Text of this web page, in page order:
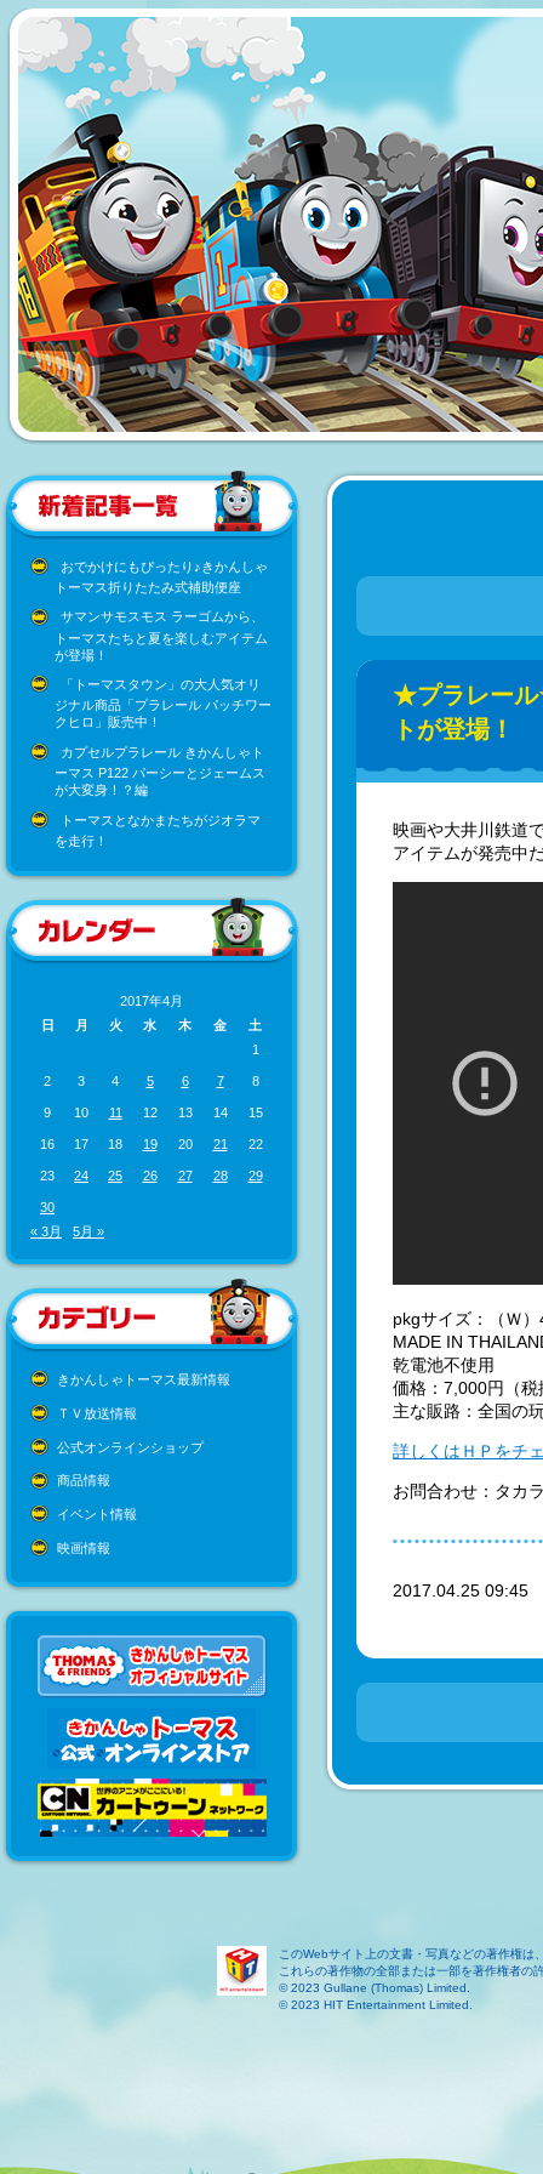
おでかけにもぴったり♪きかんしゃ
トーマス折りたたみ式補助便座
サマンサモスモス ラーゴムから、
トーマスたちと夏を楽しむアイテム
が登場！
「トーマスタウン」の大人気オリ
ジナル商品「プラレール パッチワー
クヒロ」販売中！
カプセルプラレール きかんしゃト
ーマス P122 パーシーとジェームス
が大変身！？編
トーマスとなかまたちがジオラマ
を走行！
2017年4月
日
月 火 水 木 金
土
1
2 3 4 5 6 7 8
9 10 11 12 13 14 15
16 17 18 19 20 21 22
23 24 25 26 27 28 29
30
« 3月
5月 »
きかんしゃトーマス最新情報
ＴＶ放送情報
公式オンラインショップ
商品情報
イベント情報
映画情報
★プラレール
トが登場！
映画や大井川鉄道
アイテムが発売中
pkgサイズ：（Ｗ
MADE IN
乾電池不使用
価格：7,000円（税
主な販路：全国の
詳しくはＨＰをチ
お問合わせ：タカ
2017.04.25
このWebサイト上の文書・写真などの著作権は
これらの著作物の全部または一部を著作権者の
© 2023 Gullane (Thomas) Limited.
© 2023 HIT Entertainment Limited.